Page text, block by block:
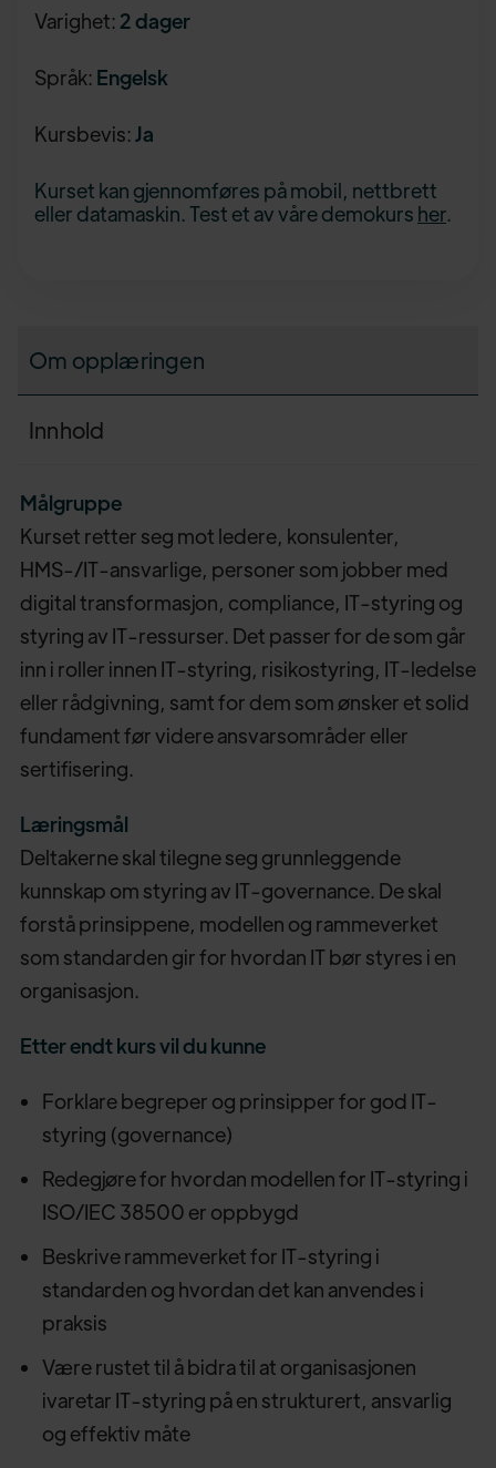
Varighet: 2 dager
Språk: Engelsk
Kursbevis:Ja
Kurset kan gjennomføres på mobil, nettbrett
eller datamaskin. Test et av våre demokurs her.
Om opplæringen
Innhold
Målgruppe
Kurset retter seg mot ledere, konsulenter,
HMS-/IT-ansvarlige, personer som jobber med
digital transformasjon, compliance, IT-styring og
styring av IT-ressurser. Det passer for de som går
inn i roller innen IT-styring, risikostyring, IT-ledelse
eller rådgivning, samt for dem som ønsker et solid
fundament før videre ansvarsområder eller
sertifisering.
Læringsmål
Deltakerne skal tilegne seg grunnleggende
kunnskap om styring av IT-governance. De skal
forstå prinsippene, modellen og rammeverket
som standarden gir for hvordan IT bør styres i en
organisasjon.
Etter endt kurs vil du kunne
Forklare begreper og prinsipper for god IT-
styring (governance)
Redegjøre for hvordan modellen for IT-styring i
ISO/IEC 38500 er oppbygd
Beskrive rammeverket for IT-styring i
standarden og hvordan det kan anvendes i
praksis
Være rustet til å bidra til at organisasjonen
ivaretar IT-styring på en strukturert, ansvarlig
og effektiv måte